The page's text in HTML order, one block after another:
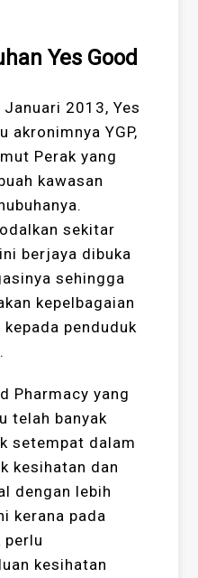
Yes Good
2013, Yes
akronimnya YGP,
Perak yang
kawasan
sekitar
berjaya dibuka
sehingga
kepelbagaian
penduduk
Pharmacy yang
telah banyak
setempat dalam
kesihatan dan
dengan lebih
kerana pada
perlu
kesihatan